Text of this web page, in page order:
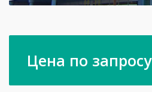
Цена по запросу